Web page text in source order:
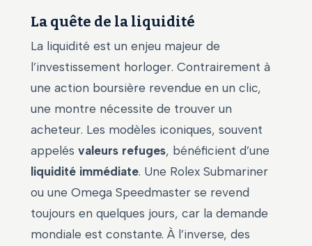
La quête de la liquidité
La liquidité est un enjeu majeur de
l’investissement horloger. Contrairement à
une action boursière revendue en un clic,
une montre nécessite de trouver un
acheteur. Les modèles iconiques, souvent
appelés valeurs refuges, bénéficient d’une
liquidité immédiate. Une Rolex Submariner
ou une Omega Speedmaster se revend
toujours en quelques jours, car la demande
mondiale est constante. À l’inverse, des